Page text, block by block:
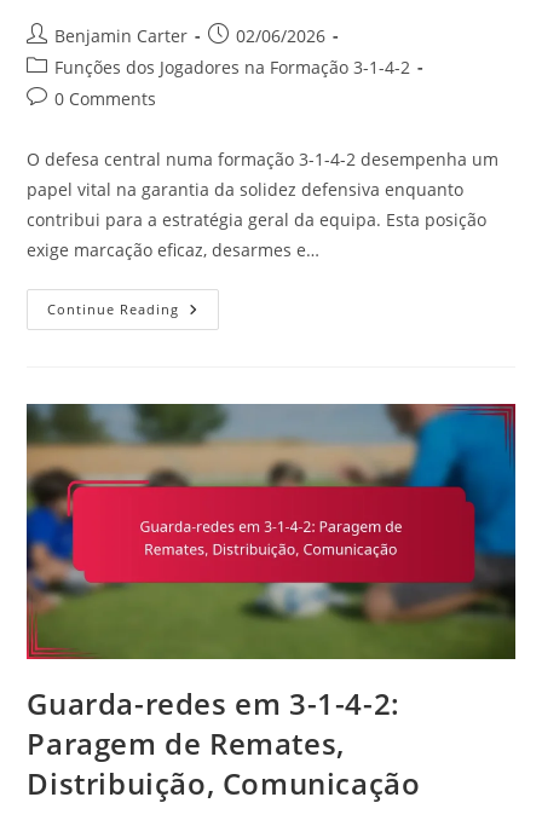
Post
author:
Benjamin Carter
Post
published:
02/06/2026
Post
category:
Funções dos Jogadores na Formação 3-1-4-2
Post0 Comments
O defesa central numa formação 3-1-4-2 desempenha um
papel vital na garantia da solidez defensiva enquanto
contribui para a estratégia geral da equipa. Esta posição
exige marcação eficaz, desarmes e…
Continue Reading Defesa
Central
2:
Responsabilidades,
Posicionamento,
Distribuição
De
Bola
Guarda-redes em 3-1-4-2:
Paragem de Remates,
Distribuição, Comunicação